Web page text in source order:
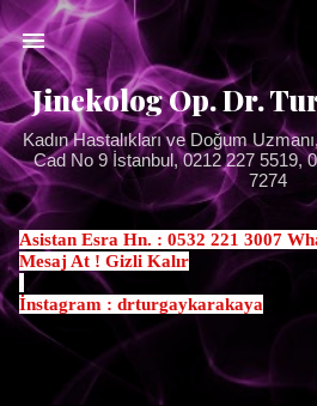
Jinekolog Op. Dr.
Kadın Hastalıkları ve Doğum
Cad No 9 İstanbul, 0212 227 5519,
7274
Asistan Esra Hn. : 0532 221 3007
Mesaj At ! Gizli Kalır
İnstagram : drturgaykarakaya